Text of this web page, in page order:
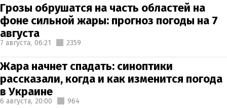
Грозы обрушатся на часть областей на
фоне сильной жары: прогноз погоды на 7
августа
7 августа, 06:21 2359
Жара начнет спадать: синоптики
рассказали, когда и как изменится погода
в Украине
6 августа, 20:00 964